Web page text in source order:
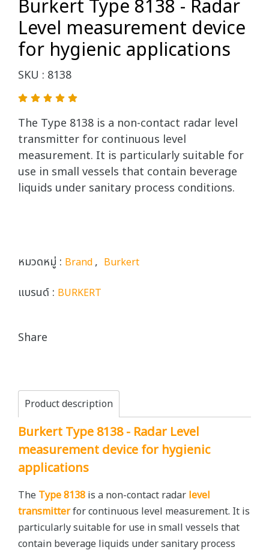
Burkert Type 8138 - Radar
Level measurement device
for hygienic applications
SKU : 8138
The Type 8138 is a non-contact radar level
transmitter for continuous level
measurement. It is particularly suitable for
use in small vessels that contain beverage
liquids under sanitary process conditions.
หมวดหมู่ : Brand, Burkert
แบรนด์ : BURKERT
Share
Product description
Burkert Type 8138 - Radar Level
measurement device for hygienic
applications
The Type 8138 is a non-contact radar level
transmitterfor continuous level measurement. It is
particularly suitable for use in small vessels that
contain beverage liquids under sanitary process